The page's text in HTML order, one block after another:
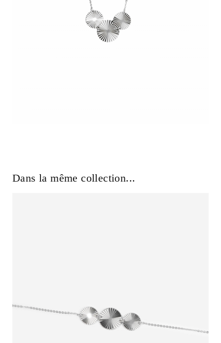
Dans la même collection...